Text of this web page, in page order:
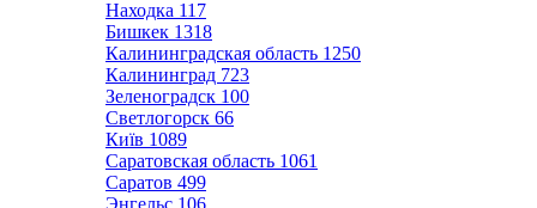
Находка 117
Бишкек 1318
Калининградская область 1250
Калининград 723
Зеленоградск 100
Светлогорск 66
Київ 1089
Саратовская область 1061
Саратов 499
Энгельс 106